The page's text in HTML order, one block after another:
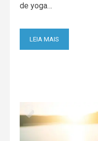
de yoga…
LEIA MAIS